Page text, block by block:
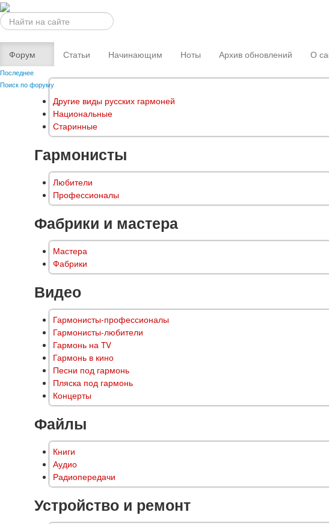
Искать...
Форум
Последнее
Поиск по форуму
Статьи Начинающим Ноты Архив обновлений О
Другие виды русских гармоней
Национальные
Старинные
Гармонисты
Любители
Профессионалы
Фабрики и мастера
Мастера
Фабрики
Видео
Гармонисты-профессионалы
Гармонисты-любители
Гармонь на TV
Гармонь в кино
Песни под гармонь
Пляска под гармонь
Концерты
Файлы
Книги
Аудио
Радиопередачи
Устройство и ремонт